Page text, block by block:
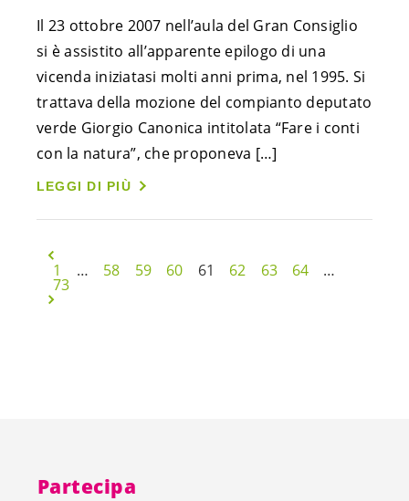
Il 23 ottobre 2007 nell’aula del Gran Consiglio
si è assistito all’apparente epilogo di una
vicenda iniziatasi molti anni prima, nel 1995. Si
trattava della mozione del compianto deputato
verde Giorgio Canonica intitolata “Fare i conti
con la natura”, che proponeva […]
LEGGI DI PIÙ
1 … 58 59 60 61 62 63 64 …
73
Partecipa